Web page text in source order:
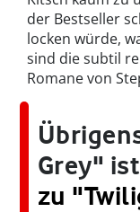
der Bestseller
locken würde,
sind die subtil
Romane von
Grey"
zu